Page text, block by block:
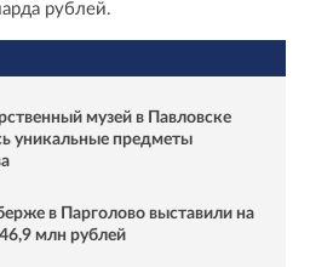
рублей.
музей в Павловске
уникальные предметы
в Парголово выставили на
млн рублей